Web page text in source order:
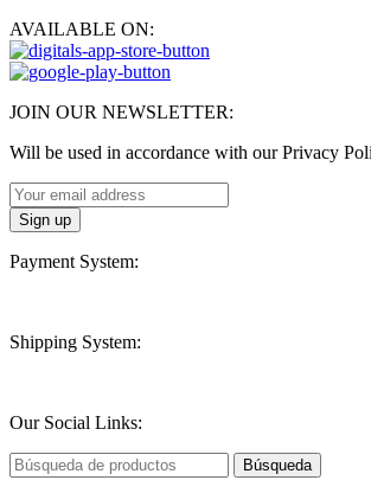
AVAILABLE ON:
JOIN OUR NEWSLETTER:
Will be used in accordance with our Privacy
Payment System:
Shipping System:
Our Social Links:
Búsqueda